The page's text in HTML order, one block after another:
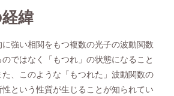
緯
強い相関をもつ複数の光子の波動関数
ではなく「もつれ」の状態になること
、このような「もつれた」波動関数の
という性質が生じることが知られてい